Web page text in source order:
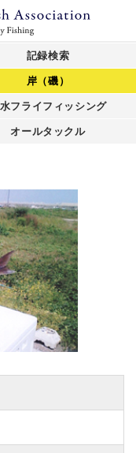
記録検索
岸（磯）
フライフィッシング
オールタックル